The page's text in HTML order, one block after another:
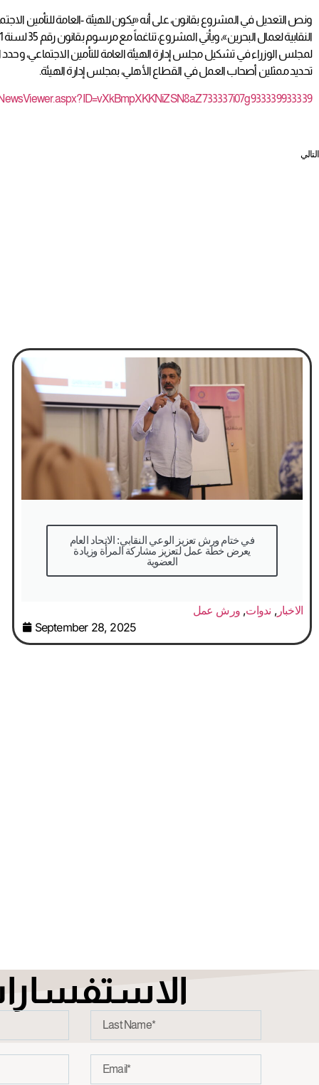
النقابية لعمال البحرين»، ويأتي المشروع، تناغماً مع مرسوم بقانون رقم 35 لسنة 2011 بتعديل بعض أحكام قانون النقابات العمالية، والناص على السماح بإنشاء أكثر من اتحاد نقابي.
لمجلس الوزراء في تشكيل مجلس إدارة الهيئة العامة للتأمين الاجتماعي،
تحديد ممثلين أصحاب العمل في القطاع الأهلي، بمجلس إدارة الهيئة.
التالي
في ختام ورش تعزيز الوعي النقابي: الاتحاد العام
يعرض خطة عمل لتعزيز مشاركة المرأة وزيادة
العضوية
الاخبار, ندوات,ورش عمل
September 28, 2025